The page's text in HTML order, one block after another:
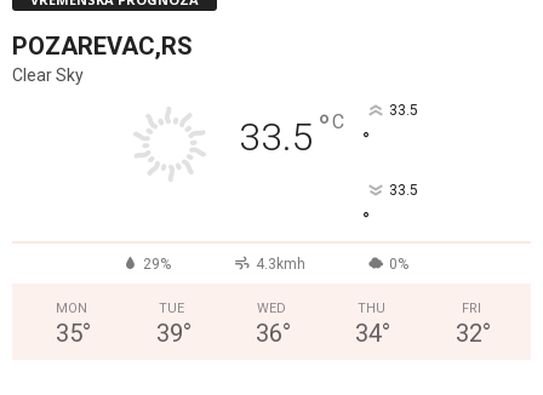
POZAREVAC,RS
Clear Sky
33.5 °C 33.5
°
33.5
°
29% 4.3kmh 0%
MON
35°
TUE
39°
WED
36°
THU
34°
FRI
32°